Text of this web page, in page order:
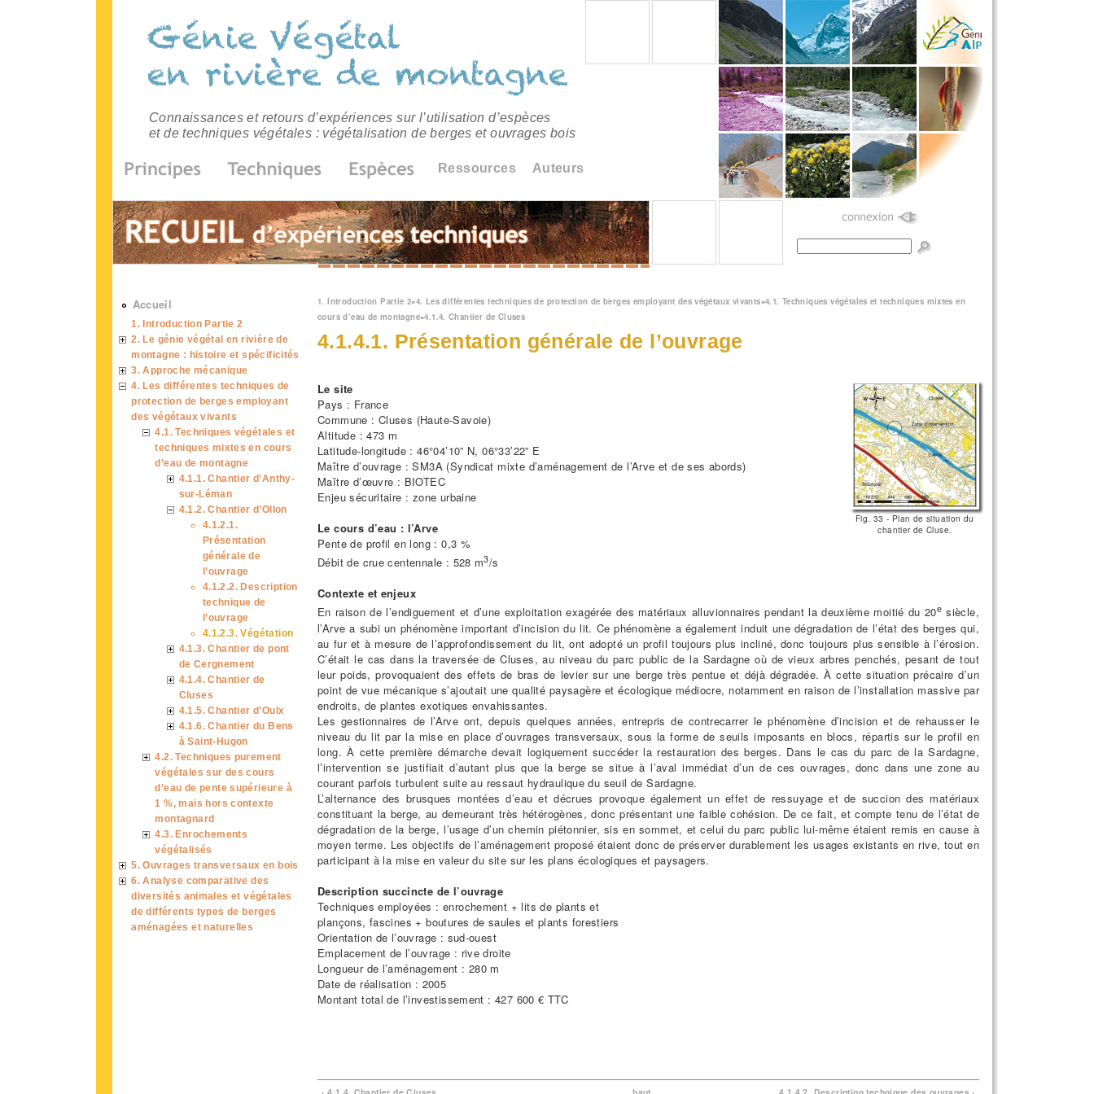
Connaissances et retours d’expériences sur l’utilisation d’espèces
et de techniques végétales : végétalisation de berges et ouvrages bois
Ressources Auteurs
Vous êtes ici
1. Introduction Partie 2»4. Les différentes techniques de protection de berges employant des végétaux vivants»4.1. Techniques végétales et techniques mixtes en
cours d’eau de montagne»4.1.4. Chantier de Cluses
4.1.4.1. Présentation générale de l’ouvrage
Fig. 33 - Plan de situation du
chantier de Cluse.
Le site
Pays : France
Commune : Cluses (Haute-Savoie)
Altitude : 473 m
Latitude-longitude : 46°04’10” N, 06°33’22” E
Maître d’ouvrage : SM3A (Syndicat mixte d’aménagement de l’Arve et de ses abords)
Maître d’œuvre : BIOTEC
Enjeu sécuritaire : zone urbaine
Le cours d’eau : l’Arve
Pente de profil en long : 0,3 %
Débit de crue centennale : 528 m3/s
Contexte et enjeux
En raison de l’endiguement et d’une exploitation exagérée des matériaux alluvionnaires pendant la deuxième moitié du 20e siècle,
l’Arve a subi un phénomène important d’incision du lit. Ce phénomène a également induit une dégradation de l’état des berges qui,
au fur et à mesure de l’approfondissement du lit, ont adopté un profil toujours plus incliné, donc toujours plus sensible à l’érosion.
C’était le cas dans la traversée de Cluses, au niveau du parc public de la Sardagne où de vieux arbres penchés, pesant de tout
leur poids, provoquaient des effets de bras de levier sur une berge très pentue et déjà dégradée. À cette situation précaire d’un
point de vue mécanique s’ajoutait une qualité paysagère et écologique médiocre, notamment en raison de l’installation massive par
endroits, de plantes exotiques envahissantes.
Les gestionnaires de l’Arve ont, depuis quelques années, entrepris de contrecarrer le phénomène d’incision et de rehausser le
niveau du lit par la mise en place d’ouvrages transversaux, sous la forme de seuils imposants en blocs, répartis sur le profil en
long. À cette première démarche devait logiquement succéder la restauration des berges. Dans le cas du parc de la Sardagne,
l’intervention se justifiait d’autant plus que la berge se situe à l’aval immédiat d’un de ces ouvrages, donc dans une zone au
courant parfois turbulent suite au ressaut hydraulique du seuil de Sardagne.
L’alternance des brusques montées d’eau et décrues provoque également un effet de ressuyage et de succion des matériaux
constituant la berge, au demeurant très hétérogènes, donc présentant une faible cohésion. De ce fait, et compte tenu de l’état de
dégradation de la berge, l’usage d’un chemin piétonnier, sis en sommet, et celui du parc public lui-même étaient remis en cause à
moyen terme. Les objectifs de l’aménagement proposé étaient donc de préserver durablement les usages existants en rive, tout en
participant à la mise en valeur du site sur les plans écologiques et paysagers.
Description succincte de l’ouvrage
Techniques employées : enrochement + lits de plants et
plançons, fascines + boutures de saules et plants forestiers
Orientation de l’ouvrage : sud-ouest
Emplacement de l’ouvrage : rive droite
Longueur de l’aménagement : 280 m
Date de réalisation : 2005
Montant total de l’investissement : 427 600 € TTC
Accueil
1. Introduction Partie 2
2. Le génie végétal en rivière de
montagne : histoire et spécificités
3. Approche mécanique
4. Les différentes techniques de
protection de berges employant
des végétaux vivants
4.1. Techniques végétales et
techniques mixtes en cours
d’eau de montagne
4.1.1. Chantier d’Anthy-
sur-Léman
4.1.2. Chantier d’Ollon
4.1.2.1.
Présentation
générale de
l’ouvrage
4.1.2.2. Description
technique de
l’ouvrage
4.1.2.3. Végétation
4.1.3. Chantier de pont
de Cergnement
4.1.4. Chantier de
Cluses
4.1.5. Chantier d’Oulx
4.1.6. Chantier du Bens
à Saint-Hugon
4.2. Techniques purement
végétales sur des cours
d’eau de pente supérieure à
1 %, mais hors contexte
montagnard
4.3. Enrochements
végétalisés
5. Ouvrages transversaux en bois
6. Analyse comparative des
diversités animales et végétales
de différents types de berges
aménagées et naturelles